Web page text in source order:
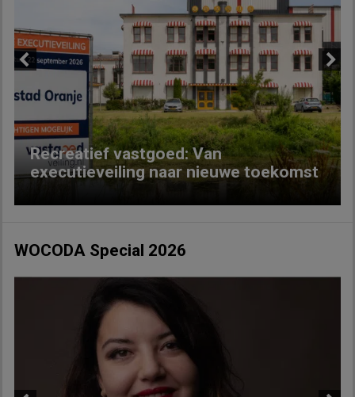
Recreatief vastgoed: Van
executieveiling naar nieuwe toekomst
Next
WOCODA Special 2026